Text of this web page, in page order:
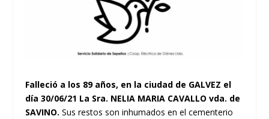
Falleció a los 89 años, en la ciudad de GALVEZ el
día 30/06/21 La Sra. NELIA MARIA CAVALLO vda. de
SAVINO. Sus restos son inhumados en el cementerio